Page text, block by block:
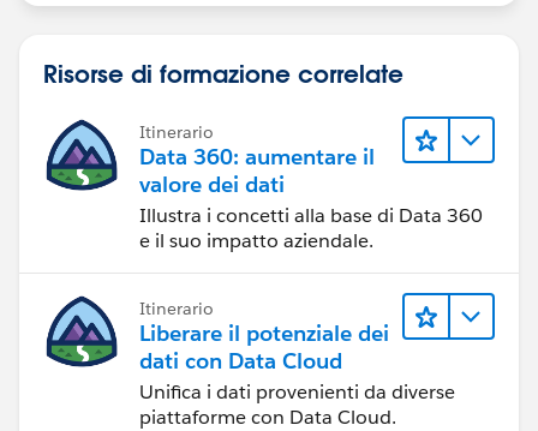
Risorse di formazione correlate
Itinerario
Data 360: aumentare il
valore dei dati
Illustra i concetti alla base di Data 360
e il suo impatto aziendale.
Itinerario
Liberare il potenziale dei
dati con Data Cloud
Unifica i dati provenienti da diverse
piattaforme con Data Cloud.